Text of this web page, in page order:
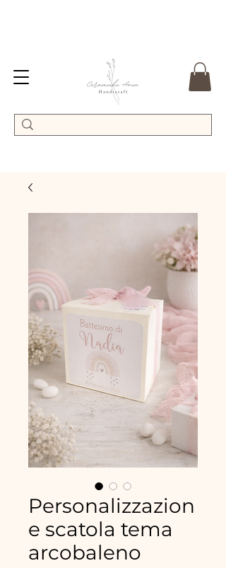
Personalizzazion
e scatola tema
arcobaleno